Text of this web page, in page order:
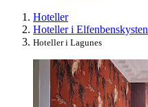
Hoteller
Hoteller i Elfenbenskysten
Hoteller i Lagunes